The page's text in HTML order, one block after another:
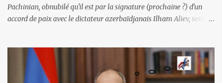
Pachinian, obnubilé qu'il est par la signature (prochaine ?) d'un
accord de paix avec le dictateur azerbaïdjanais Ilham Aliev, serait
C'est hélas fort peu probable ; l'Histoire ou la Littérature ne sont
pas ses points forts, pas plus d'ailleurs que les négociations avec le
tandem turco-azéri. Faisant fi de tout ce qui précède la chute de